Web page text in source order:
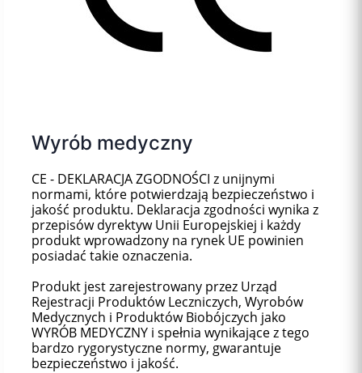
Wyrób medyczny
CE - DEKLARACJA ZGODNOŚCI z unijnymi
normami, które potwierdzają bezpieczeństwo i
jakość produktu. Deklaracja zgodności wynika z
przepisów dyrektyw Unii Europejskiej i każdy
produkt wprowadzony na rynek UE powinien
posiadać takie oznaczenia.
Produkt jest zarejestrowany przez Urząd
Rejestracji Produktów Leczniczych, Wyrobów
Medycznych i Produktów Biobójczych jako
WYRÓB MEDYCZNY i spełnia wynikające z tego
bardzo rygorystyczne normy, gwarantuje
bezpieczeństwo i jakość.